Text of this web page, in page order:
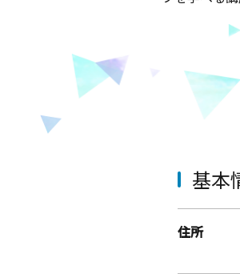
基本
住所